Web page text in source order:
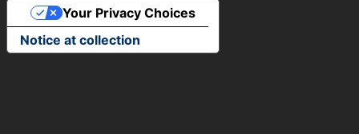
Notice at collection
Your Privacy Choices